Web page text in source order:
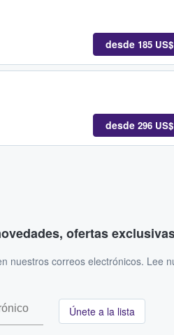
desde 185 US$
desde 296 US$
ofertas
nuestros correos electrónicos. Lee
Únete a la lista